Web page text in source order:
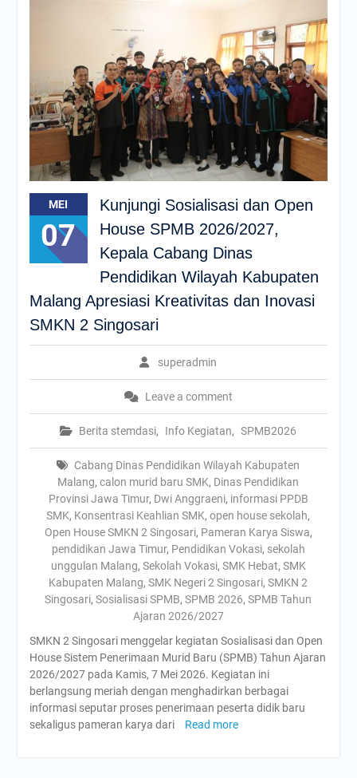
MEI
07
Kunjungi Sosialisasi dan Open
House SPMB 2026/2027,
Kepala Cabang Dinas
Pendidikan Wilayah Kabupaten
Malang Apresiasi Kreativitas dan Inovasi
SMKN 2 Singosari
superadmin
Leave a comment
Berita stemdasi, Info Kegiatan, SPMB2026
Cabang Dinas Pendidikan Wilayah Kabupaten
Malang,calon murid baru SMK, Dinas Pendidikan
Provinsi Jawa Timur, Dwi Anggraeni, informasi PPDB
SMK, Konsentrasi Keahlian SMK,open house sekolah,
Open House SMKN 2 Singosari, Pameran Karya Siswa,
pendidikan Jawa Timur, Pendidikan Vokasi, sekolah
unggulan Malang, Sekolah Vokasi, SMK Hebat, SMK
Kabupaten Malang,SMK Negeri 2 Singosari,SMKN 2
Singosari,Sosialisasi SPMB,SPMB 2026,SPMB Tahun
Ajaran 2026/2027
SMKN 2 Singosari menggelar kegiatan Sosialisasi dan Open
House Sistem Penerimaan Murid Baru (SPMB) Tahun Ajaran
2026/2027 pada Kamis, 7 Mei 2026. Kegiatan ini
berlangsung meriah dengan menghadirkan berbagai
informasi seputar proses penerimaan peserta didik baru
sekaligus pameran karya dari
Read more